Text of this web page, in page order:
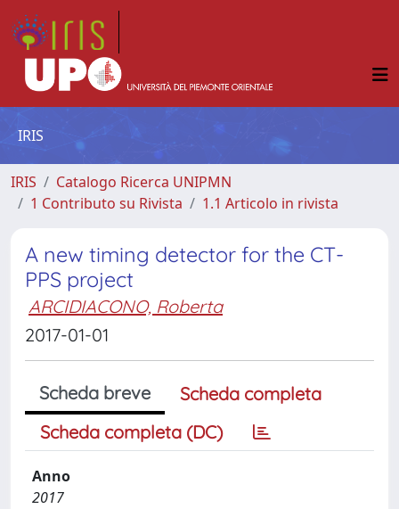
IRIS
IRIS
Catalogo Ricerca UNIPMN
1 Contributo su Rivista
1.1 Articolo in rivista
A new timing detector for the CT-
PPS project
ARCIDIACONO, Roberta
2017-01-01
Scheda breve
Scheda completa
Scheda completa (DC)
Anno
2017